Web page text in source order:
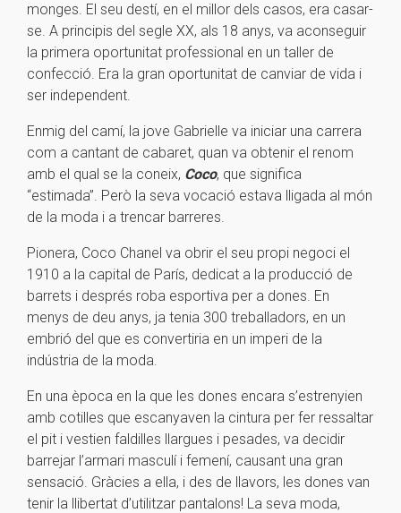
monges. El seu destí, en el millor dels casos, era casar-
se. A principis del segle XX, als 18 anys, va aconseguir
la primera oportunitat professional en un taller de
confecció. Era la gran oportunitat de canviar de vida i
ser independent.
Enmig del camí, la jove Gabrielle va iniciar una carrera
com a cantant de cabaret, quan va obtenir el renom
amb el qual se la coneix, Coco, que significa
“estimada”. Però la seva vocació estava lligada al món
de la moda i a trencar barreres.
Pionera, Coco Chanel va obrir el seu propi negoci el
1910 a la capital de París, dedicat a la producció de
barrets i després roba esportiva per a dones. En
menys de deu anys, ja tenia 300 treballadors, en un
embrió del que es convertiria en un imperi de la
indústria de la moda.
En una època en la que les dones encara s’estrenyien
amb cotilles que escanyaven la cintura per fer ressaltar
el pit i vestien faldilles llargues i pesades, va decidir
barrejar l’armari masculí i femení, causant una gran
sensació. Gràcies a ella, i des de llavors, les dones van
tenir la llibertat d’utilitzar pantalons! La seva moda,